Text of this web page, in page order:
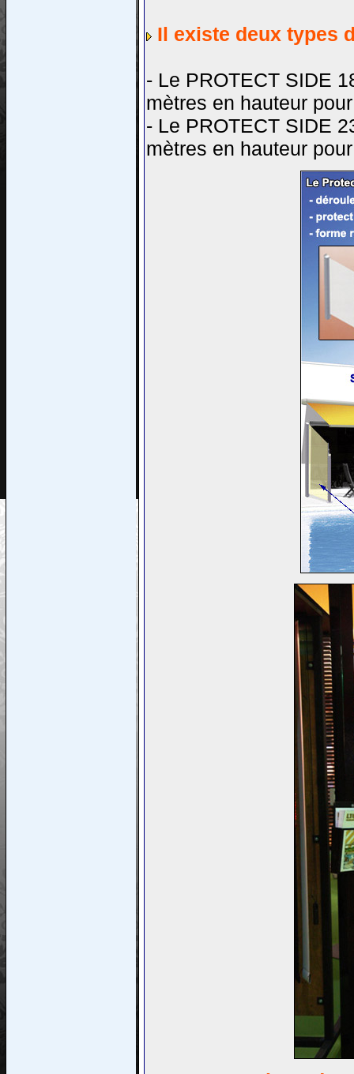
Il existe deux types
- Le PROTECT SIDE
mètres en hauteur
- Le PROTECT SIDE
mètres en hauteur